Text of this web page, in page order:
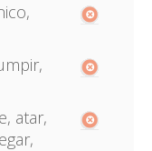
atar,